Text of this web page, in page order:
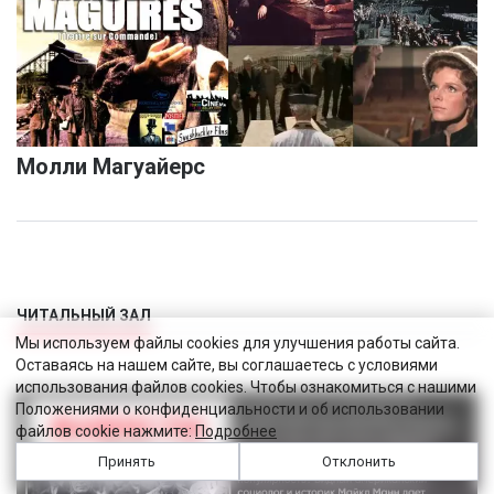
Молли Магуайерс
ЧИТАЛЬНЫЙ ЗАЛ
Мы используем файлы cookies для улучшения работы сайта.
Оставаясь на нашем сайте, вы соглашаетесь с условиями
использования файлов cookies. Чтобы ознакомиться с нашими
Положениями о конфиденциальности и об использовании
файлов cookie нажмите: Подробнее
Принять Отклонить